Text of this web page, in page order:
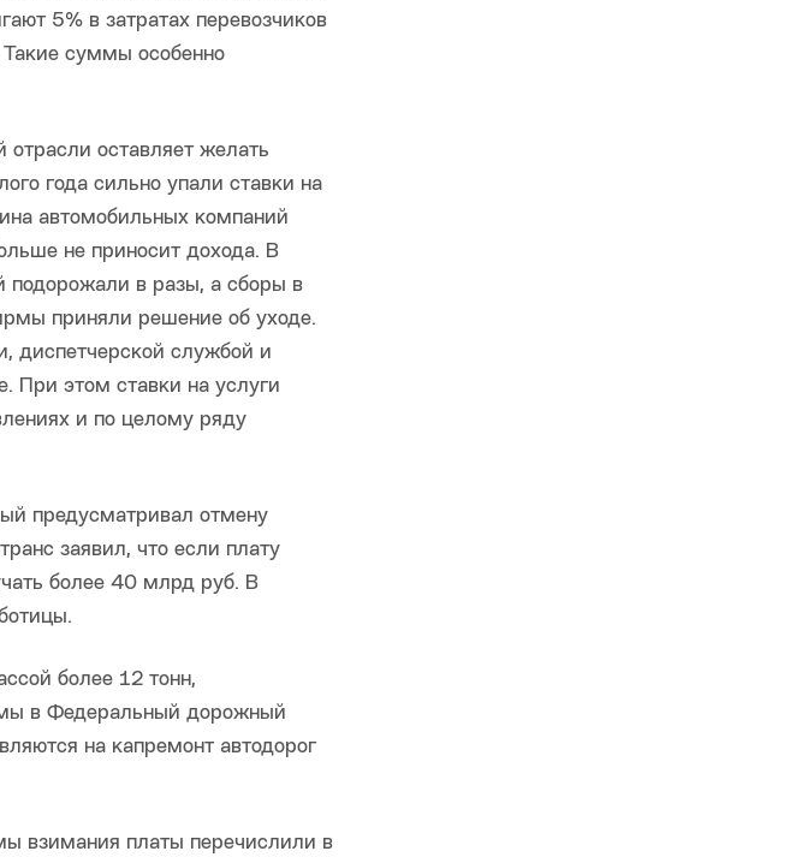
5% в затратах перевозчиков
Такие суммы особенно
отрасли оставляет желать
года сильно упали ставки на
автомобильных компаний
не приносит дохода. В
подорожали в разы, а сборы в
приняли решение об уходе.
диспетчерской службой и
При этом ставки на услуги
и по целому ряду
предусматривал отмену
заявил, что если плату
более 40 млрд руб. В
более 12 тонн,
в Федеральный дорожный
на капремонт автодорог
взимания платы перечислили в